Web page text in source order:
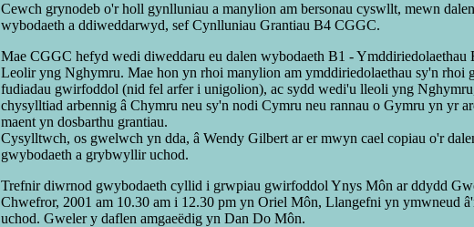
Cewch grynodeb o'r holl gynlluniau a manylion am bersonau cyswllt, mewn dalen
wybodaeth a ddiweddarwyd, sef Cynlluniau Grantiau B4 CGGC.
Mae CGGC hefyd wedi diweddaru eu dalen wybodaeth B1 - Ymddiriedolaethau
Leolir yng Nghymru. Mae hon yn rhoi manylion am ymddiriedolaethau sy'n rhoi
fudiadau gwirfoddol (nid fel arfer i unigolion), ac sydd wedi'u lleoli yng
chysylltiad arbennig â Chymru neu sy'n nodi Cymru neu rannau o Gymru yn yr
maent yn dosbarthu grantiau.
Cysylltwch, os gwelwch yn dda, â Wendy Gilbert ar er mwyn cael copiau o'r
gwybodaeth a grybwyllir uchod.
Trefnir diwrnod gwybodaeth cyllid i grwpiau gwirfoddol Ynys Môn ar ddydd
Chwefror, 2001 am 10.30 am i 12.30 pm yn Oriel Môn, Llangefni yn ymwneud
uchod. Gweler y daflen amgaeëdig yn Dan Do Môn.